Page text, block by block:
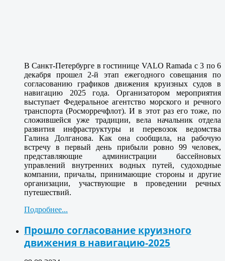
В Санкт-Петербурге в гостинице VALO Ramada с 3 по 6
декабря прошел 2-й этап ежегодного совещания по
согласованию графиков движения круизных судов в
навигацию 2025 года. Организатором мероприятия
выступает Федеральное агентство морского и речного
транспорта (Росморречфлот). И в этот раз его тоже, по
сложившейся уже традиции, вела начальник отдела
развития инфраструктуры и перевозок ведомства
Галина Долганова. Как она сообщила, на рабочую
встречу в первый день прибыли ровно 99 человек,
представляющие администрации бассейновых
управлений внутренних водных путей, судоходные
компании, причалы, принимающие стороны и другие
организации, участвующие в проведении речных
путешествий.
Подробнее...
Прошло согласование круизного
движения в навигацию-2025